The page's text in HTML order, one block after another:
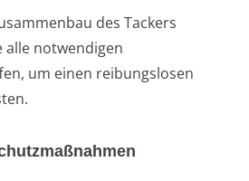
des Tackers
alle notwendigen
um einen reibungslosen